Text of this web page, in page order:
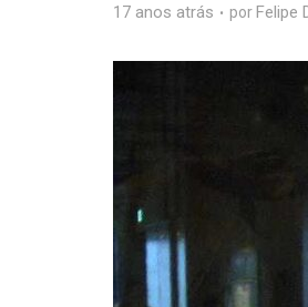
17 anos atrás porFelipe